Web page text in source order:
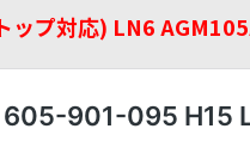
プ対応) LN6